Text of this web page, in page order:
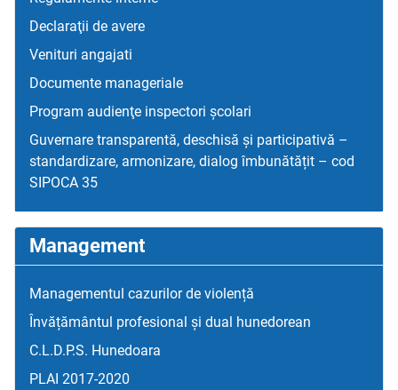
Declaraţii de avere
Venituri angajati
Documente manageriale
Program audienţe inspectori școlari
Guvernare transparentă, deschisă și participativă –
standardizare, armonizare, dialog îmbunătățit – cod
SIPOCA 35
Management
Managementul cazurilor de violență
Învățământul profesional și dual hunedorean
C.L.D.P.S. Hunedoara
PLAI 2017-2020